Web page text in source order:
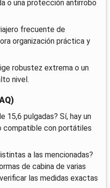
o una protección antirrobo
frecuente de
organización práctica y
robustez extrema o un
nivel.
15,6 pulgadas? Sí, hay un
compatible con portátiles
a las mencionadas?
de cabina de varias
las medidas exactas